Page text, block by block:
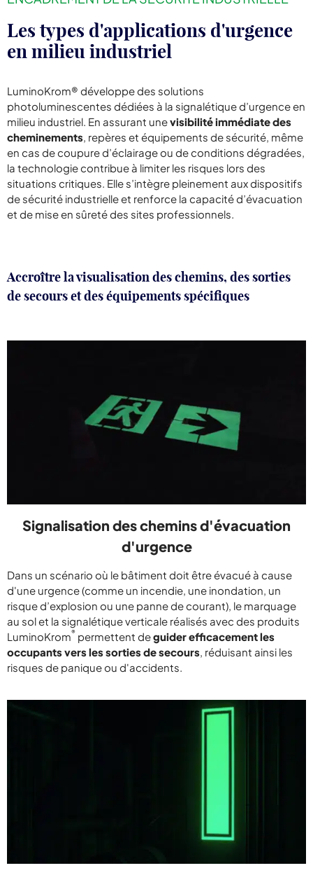
Les types d'applications d'urgence
en milieu industriel
LuminoKrom® développe des solutions
photoluminescentes dédiées à la signalétique d’urgence en
milieu industriel. En assurant unevisibilité immédiate des
cheminements , repères et équipements de sécurité, même
en cas de coupure d’éclairage ou de conditions dégradées,
la technologie contribue à limiter les risques lors des
situations critiques. Elle s’intègre pleinement aux dispositifs
de sécurité industrielle et renforce la capacité d’évacuation
et de mise en sûreté des sites professionnels.
Accroître la visualisation des chemins, des sorties
de secours et des équipements spécifiques
Signalisation des chemins d'évacuation
d'urgence
Dans un scénario où le bâtiment doit être évacué à cause
d'une urgence (comme un incendie, une inondation, un
risque d’explosion ou une panne de courant), le marquage
au sol et la signalétique verticale réalisés avec des produits
LuminoKrom® permettent deguider efficacement les
occupants vers les sorties de secours, réduisant ainsi les
risques de panique ou d'accidents.